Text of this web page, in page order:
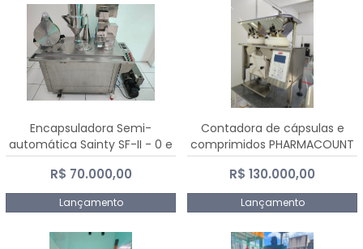
Encapsuladora Semi-
automática Sainty SF-II - 0 e
00
R$ 70.000,00
Lançamento
Contadora de cápsulas e
comprimidos PHARMACOUNT
- 2-2R3
R$ 130.000,00
Lançamento